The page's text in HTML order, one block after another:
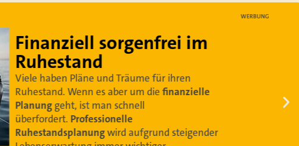
WERBUNG
dein bestes Leben
in den Ruhestand zu blicken,
es professionelle Ruhestandsplanung
Ihre Kundinnen und Kunden
ihr bestes
leben können .
Video anschauen